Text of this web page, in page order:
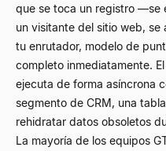
que se toca un registro —se
un visitante del sitio web,
tu enrutador, modelo de
completo inmediatamente. El
ejecuta de forma asíncrona
segmento de CRM, una
rehidratar datos obsoletos
La mayoría de los equipos